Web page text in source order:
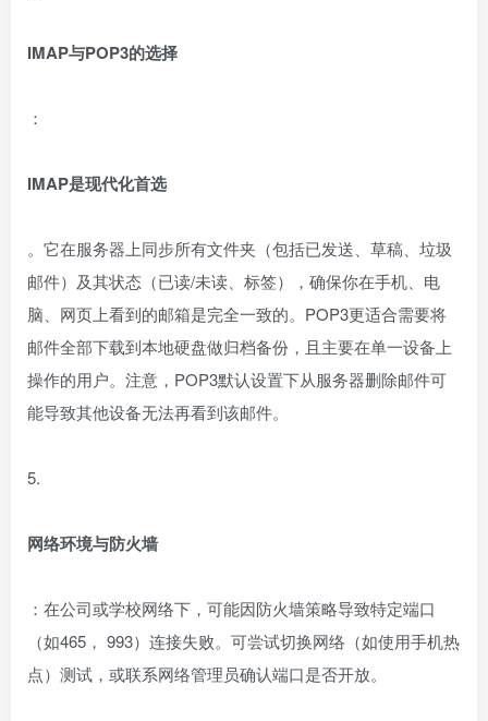
IMAP与POP3的选择
：
IMAP是现代化首选
。它在服务器上同步所有文件夹（包括已发送、草稿、垃圾
邮件）及其状态（已读/未读、标签），确保你在手机、电
脑、网页上看到的邮箱是完全一致的。POP3更适合需要将
邮件全部下载到本地硬盘做归档备份，且主要在单一设备上
操作的用户。注意，POP3默认设置下从服务器删除邮件可
能导致其他设备无法再看到该邮件。
5.
网络环境与防火墙
：在公司或学校网络下，可能因防火墙策略导致特定端口
（如465， 993）连接失败。可尝试切换网络（如使用手机热
点）测试，或联系网络管理员确认端口是否开放。